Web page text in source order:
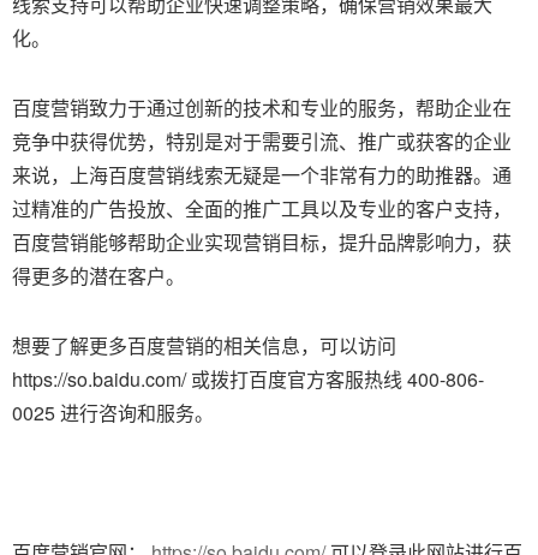
化。
百度营销致力于通过创新的技术和专业的服务，帮助企业在
竞争中获得优势，特别是对于需要引流、推广或获客的企业
来说，上海百度营销线索无疑是一个非常有力的助推器。通
过精准的广告投放、全面的推广工具以及专业的客户支持，
百度营销能够帮助企业实现营销目标，提升品牌影响力，获
得更多的潜在客户。
想要了解更多百度营销的相关信息，可以访问
https://so.baidu.com/ 或拨打百度官方客服热线 400-806-
0025 进行咨询和服务。